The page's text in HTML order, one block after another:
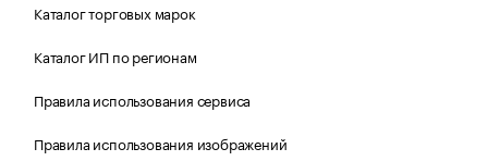
Каталог торговых марок
Каталог ИП по регионам
Правила использования сервиса
Правила использования изображений